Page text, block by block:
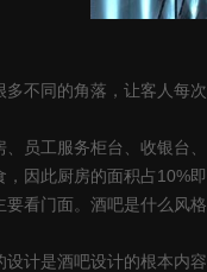
同的角落，让客人每
工服务柜台、收银台
因此厨房的面积占10%
门面。酒吧是什么风
是酒吧设计的根本内